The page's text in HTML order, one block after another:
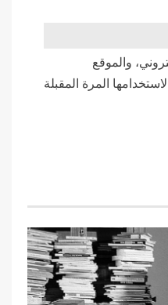
والموقع
المرة المقبلة